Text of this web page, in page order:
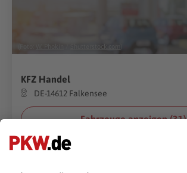
Shutterstock.com
KFZ Handel
DE-14612 Falkensee
Fahrzeuge anzeigen (31)